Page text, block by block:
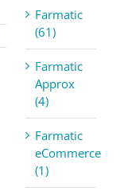
Farmatic
(61)
Farmatic
Approx
(4)
Farmatic
eCommerce
(1)